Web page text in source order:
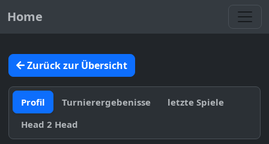
Home
Zurück zur Übersicht
Profil Turnierergebenisse
letzte Spiele
Head 2 Head